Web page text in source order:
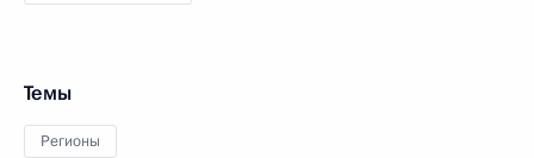
Темы
Регионы